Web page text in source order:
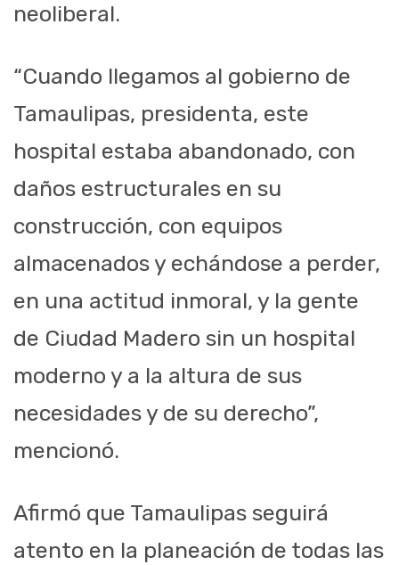
neoliberal.
“Cuando llegamos al gobierno de
Tamaulipas, presidenta, este
hospital estaba abandonado, con
daños estructurales en su
construcción, con equipos
almacenados y echándose a perder,
en una actitud inmoral, y la gente
de Ciudad Madero sin un hospital
moderno y a la altura de sus
necesidades y de su derecho”,
mencionó.
Afirmó que Tamaulipas seguirá
atento en la planeación de todas las